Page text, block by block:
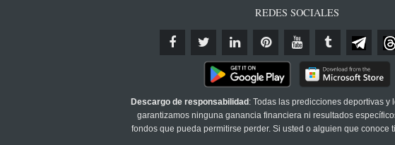
REDES SOCIALES
Descargo de responsabilidad : Todas las predicciones deportivas
garantizamos ninguna ganancia financiera ni resultados
fondos que pueda permitirse perder. Si usted o alguien que